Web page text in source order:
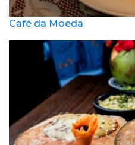
Café da Moeda